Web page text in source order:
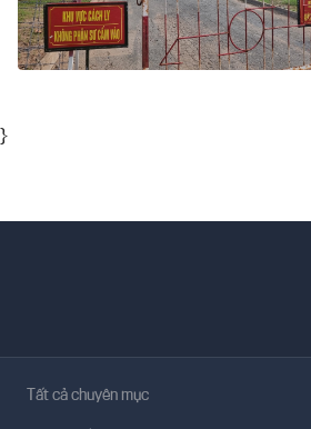
}
Tất cả chuyên mục